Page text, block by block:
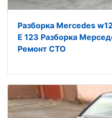
Разборка Mercedes
E 123 Разборка
Ремонт СТО